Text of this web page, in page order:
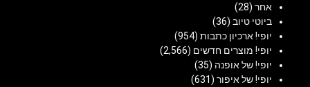
אחר (28)
ביוטי טיוב (36)
יופי! ארכיון כתבות (954)
יופי! מוצרים חדשים (2,566)
יופי! של אופנה (35)
יופי! של איפור (631)